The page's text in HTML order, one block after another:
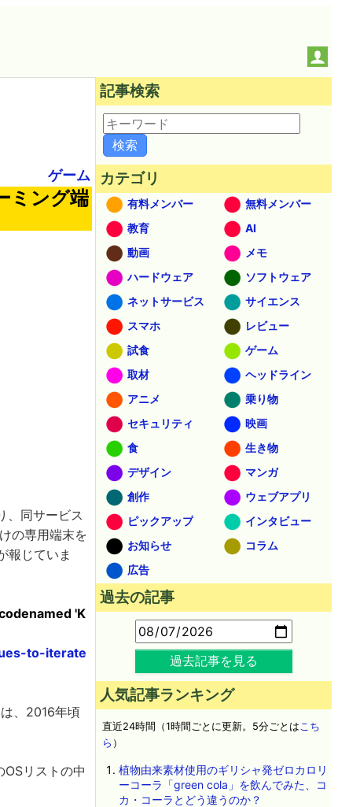
ゲーム
ミング端
、同サービス
の専用端末を
報じていま
'K
to-iterate
、2016年頃
リストの中
記事検索
カテゴリ
有料メンバー
無料メンバー
教育
AI
動画
メモ
ハードウェア
ソフトウェア
ネットサービス
サイエンス
スマホ
レビュー
試食
ゲーム
取材
ヘッドライン
アニメ
乗り物
セキュリティ
映画
食
生き物
デザイン
マンガ
創作
ウェブアプリ
ピックアップ
インタビュー
お知らせ
コラム
広告
過去の記事
過去記事を見る
人気記事ランキング
直近24時間（1時間ごとに更新。5分ごとはこち
ら ）
植物由来素材使用のギリシャ発ゼロカロリ
ーコーラ「green cola」を飲んでみた、コ
カ・コーラとどう違うのか？